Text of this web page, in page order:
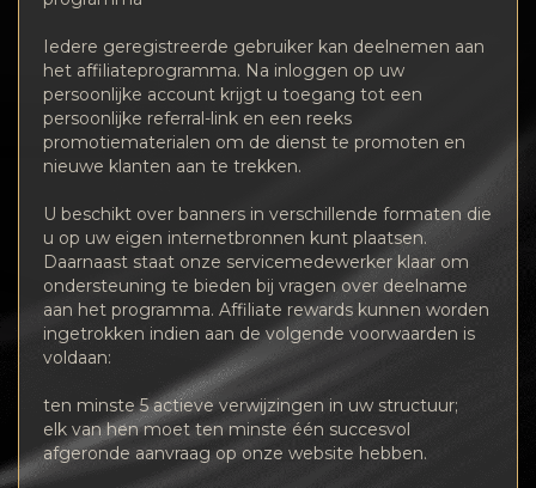
Iedere geregistreerde gebruiker kan deelnemen aan
het affiliateprogramma. Na inloggen op uw
persoonlijke account krijgt u toegang tot een
persoonlijke referral-link en een reeks
promotiematerialen om de dienst te promoten en
nieuwe klanten aan te trekken.
U beschikt over banners in verschillende formaten die
u op uw eigen internetbronnen kunt plaatsen.
Daarnaast staat onze servicemedewerker klaar om
ondersteuning te bieden bij vragen over deelname
aan het programma. Affiliate rewards kunnen worden
ingetrokken indien aan de volgende voorwaarden is
voldaan:
ten minste 5 actieve verwijzingen in uw structuur;
elk van hen moet ten minste één succesvol
afgeronde aanvraag op onze website hebben.